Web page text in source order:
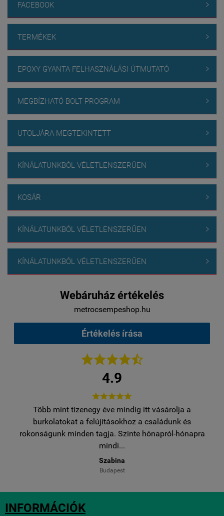
FACEBOOK 
TERMÉKEK 
EPOXY GYANTA FELHASZNÁLÁSI ÚTMUTATÓ 
MEGBÍZHATÓ BOLT PROGRAM 
UTOLJÁRA MEGTEKINTETT 
KÍNÁLATUNKBÓL VÉLETLENSZERŰEN 
KOSÁR 
KÍNÁLATUNKBÓL VÉLETLENSZERŰEN 
KÍNÁLATUNKBÓL VÉLETLENSZERŰEN 
Webáruház értékelés
metrocsempeshop.hu
Értékelés írása

4.9

Több mint tizenegy éve mindig itt vásárolja a
burkolatokat a felújításokhoz a családunk és
rokonságunk minden tagja. Szinte hónapról-hónapra
mindi...
Szabina
Budapest
INFORMÁCIÓK